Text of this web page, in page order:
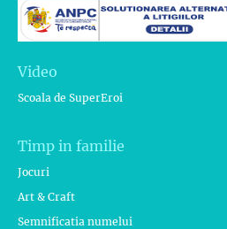
Video
Scoala de SuperEroi
Timp in familie
Jocuri
Art & Craft
Semnificatia numelui